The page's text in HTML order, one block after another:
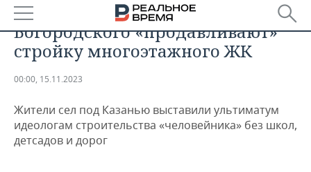
БАШКОРТОСТАН
ТАТАРСТАН
НОВОСТИ
АНАЛИТИКА
ДЕКЛАРАЦИИ О ДОХОДАХ
КОРОЛИ ГОСЗАКАЗА ПФО
НОВОСТИ ЭКОНОМИКИ
ФИНАНСЫ
ПРОМЫШЛЕННОСТЬ
НОВОСТИ
ПРОМЫШЛЕННОСТИ
НЕДВИЖИМОСТЬ
«Вы против, но я обязан»: власти
Богородского «продавливают»
стройку многоэтажного ЖК
00:00, 15.11.2023
Жители сел под Казанью выставили ультиматум
идеологам строительства «человейника» без школ,
детсадов и дорог